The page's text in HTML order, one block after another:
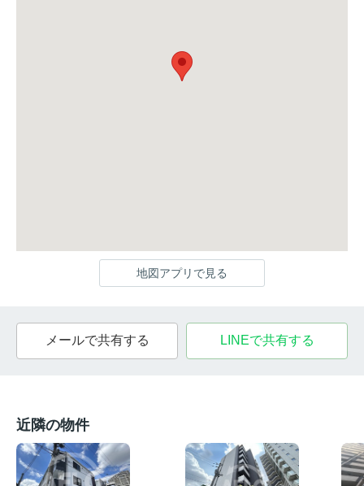
地図アプリで見る
メールで共有する LINEで共有する
近隣の物件